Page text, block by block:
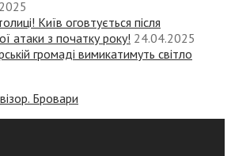
Київ оговтується після
атаки з початку року! 24.04.2025
громаді вимикатимуть світло
Бровари